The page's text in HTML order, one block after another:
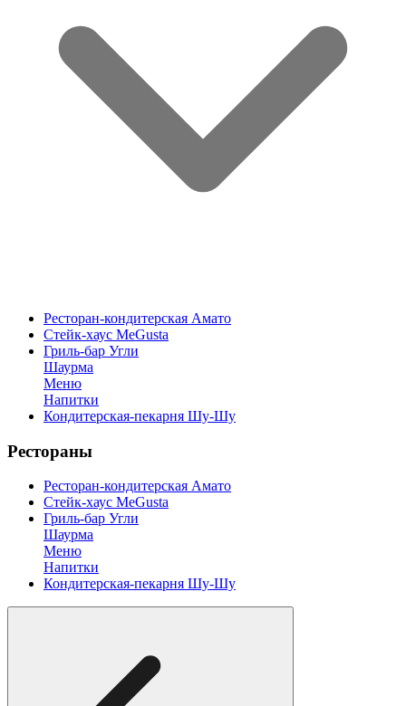
Ресторан-кондитерская Амато
Стейк-хаус MeGusta
Гриль-бар Угли
Шаурма
Меню
Напитки
Кондитерская-пекарня Шу-Шу
Рестораны
Ресторан-кондитерская Амато
Стейк-хаус MeGusta
Гриль-бар Угли
Шаурма
Меню
Напитки
Кондитерская-пекарня Шу-Шу